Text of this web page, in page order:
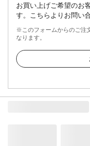
お買い上げご希望のお
す。こちらよりお問い
※このフォームからのご注
なります。